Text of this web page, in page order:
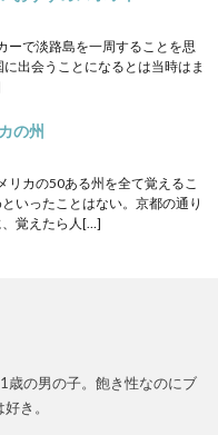
ーで淡路島を一周することを思
出会うことになるとは当時はま
の州
リカの50ある州を全て覚えるこ
いったことはない。京都の通り
覚えたら人[…]
歳の男の子。飽き性なのにブ
き。